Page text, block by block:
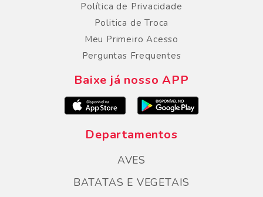
Política de Privacidade
Politica de Troca
Meu Primeiro Acesso
Perguntas Frequentes
Baixe já nosso APP
Departamentos
AVES
BATATAS E VEGETAIS